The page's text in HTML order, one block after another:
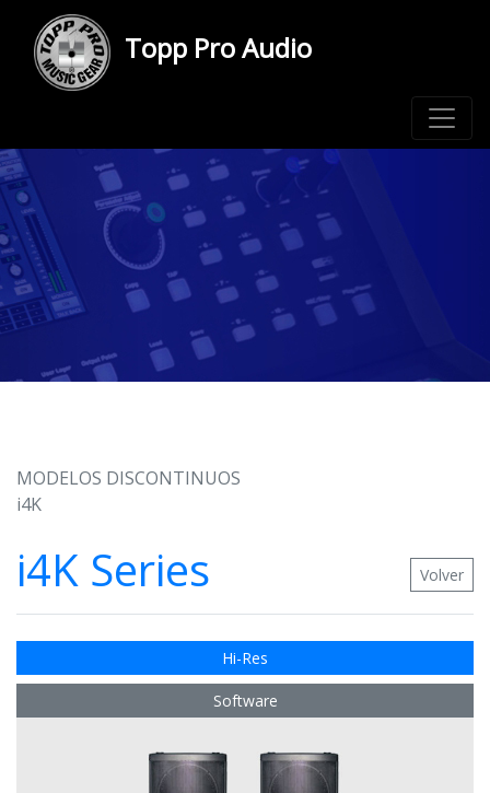
Topp Pro Audio
MODELOS DISCONTINUOS
i4K
i4K Series Volver
Hi-Res
Software